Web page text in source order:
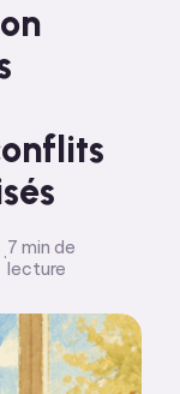
·7 min de
lecture